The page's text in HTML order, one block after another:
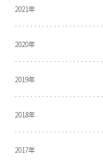
2021年
2020年
2019年
2018年
2017年